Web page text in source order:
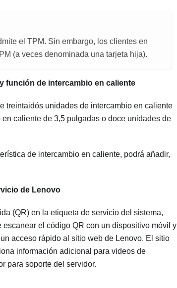
el TPM. Sin embargo, los clientes en
(a veces denominada una tarjeta hija).
función de intercambio en caliente
treintaidós unidades de intercambio en caliente
caliente de 3,5 pulgadas o doce unidades de
de intercambio en caliente, podrá añadir,
de Lenovo
(QR) en la etiqueta de servicio del sistema,
el código QR con un dispositivo móvil y
acceso rápido al sitio web de Lenovo. El sitio
información adicional para videos de
para soporte del servidor.